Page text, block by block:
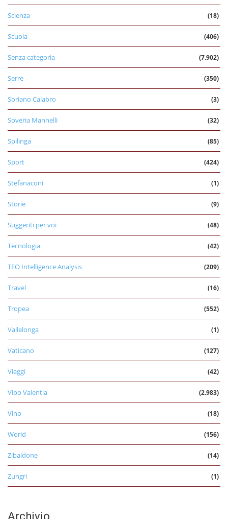
Scienza (18)
Scuola (406)
Senza categoria (7.902)
Serre (350)
Soriano Calabro (3)
Soveria Mannelli (32)
Spilinga (85)
Sport (424)
Stefanaconi (1)
Storie (9)
Suggeriti per voi (48)
Tecnologia (42)
TEO Intelligence Analysis (209)
Travel (16)
Tropea (552)
Vallelonga (1)
Vaticano (127)
Viaggi (42)
Vibo Valentia (2.983)
Vino (18)
World (156)
Zibaldone (14)
Zungri (1)
Archivio